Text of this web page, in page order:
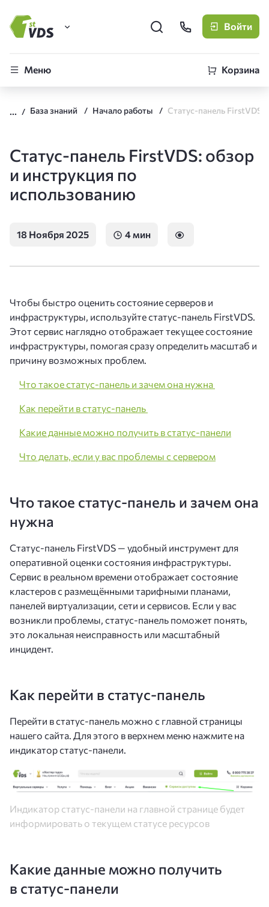
FirstVDS (вы здесь)
CLO
Войти
Меню Корзина
База знаний Начало работы
Статус-панель FirstVDS: обзор
и инструкция по
использованию
18 Ноября 2025 4 мин
Чтобы быстро оценить состояние серверов и
инфраструктуры, используйте статус-панель FirstVDS.
Этот сервис наглядно отображает текущее состояние
инфраструктуры, помогая сразу определить масштаб и
причину возможных проблем.
Что такое статус-панель и зачем она нужна
Как перейти в статус-панель
Какие данные можно получить в статус-панели
Что делать, если у вас проблемы с сервером
Что такое статус-панель и зачем она
нужна
Статус-панель FirstVDS — удобный инструмент для
оперативной оценки состояния инфраструктуры.
Сервис в реальном времени отображает состояние
кластеров с размещёнными тарифными планами,
панелей виртуализации, сети и сервисов. Если у вас
возникли проблемы, статус-панель поможет понять,
это локальная неисправность или масштабный
инцидент.
Как перейти в статус-панель
Перейти в статус-панель можно с главной страницы
нашего сайта. Для этого в верхнем меню нажмите на
индикатор статус-панели.
Индикатор статус-панели на главной странице будет
информировать о текущем статусе ресурсов
Какие данные можно получить
в статус-панели